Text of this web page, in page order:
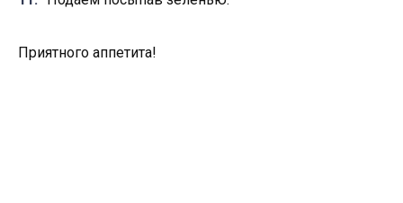
Приятного аппетита!